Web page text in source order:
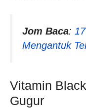
Jom Baca:
Mengantuk
Vitamin
Gugur